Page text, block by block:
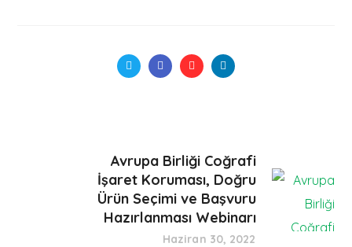
Avrupa Birliği Coğrafi
İşaret Koruması, Doğru
Ürün Seçimi ve Başvuru
Hazırlanması Webinarı
Haziran 30, 2022